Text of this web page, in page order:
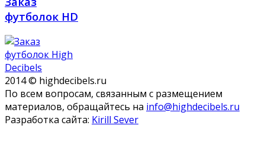
футболок HD
2014 © highdecibels.ru
По всем вопросам, связанным с размещением
материалов, обращайтесь на info@highdecibels.ru
Разработка сайта: Kirill Sever